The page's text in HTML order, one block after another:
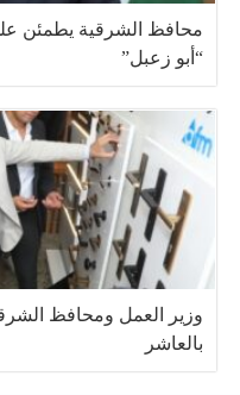
محافظ الشرقية يطمئن
“أبو زعبل”
وزير العمل ومحافظ
بالعاشر